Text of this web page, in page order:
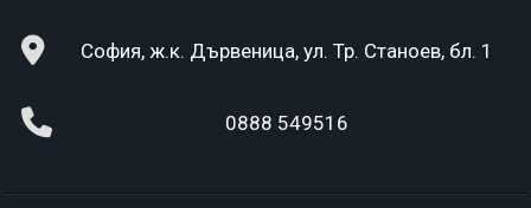
София, ж.к. Дървеница, ул. Тр. Станоев, бл. 1
0888 549516